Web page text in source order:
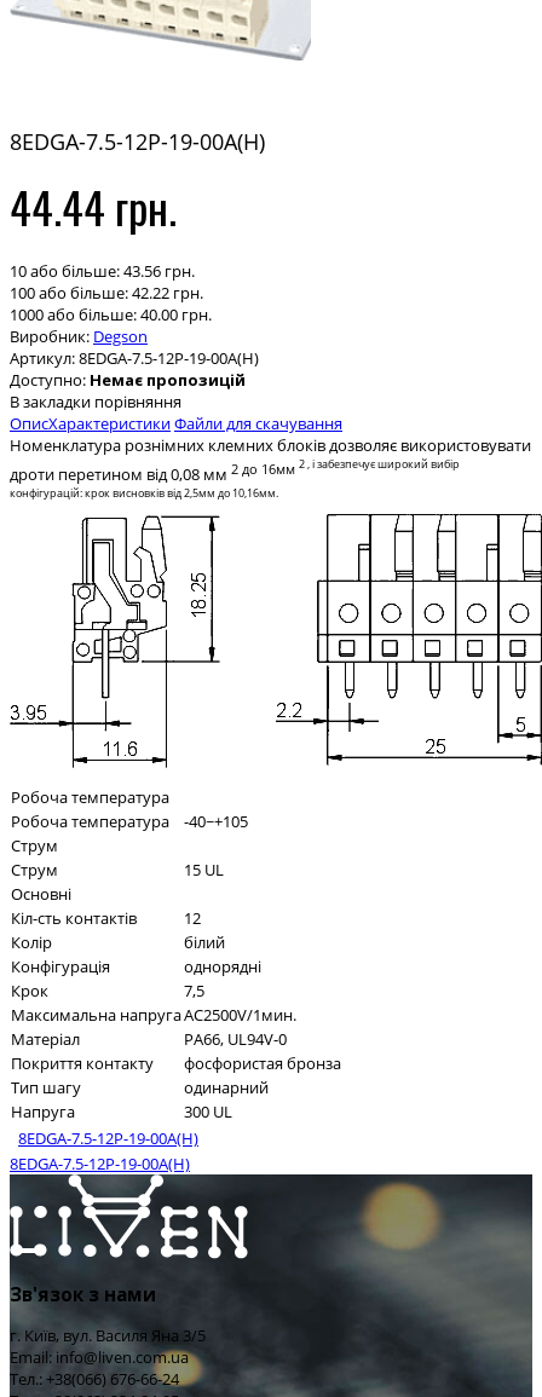
8EDGA-7.5-12P-19-00A(H)
44.44 грн.
10 або більше: 43.56 грн.
100 або більше: 42.22 грн.
1000 або більше: 40.00 грн.
Виробник: Degson
Артикул:8EDGA-7.5-12P-19-00A(H)
Доступно: Немає пропозицій
В закладки порівняння
ОписХарактеристикиФайли для скачування
Номенклатура рознімних клемних блоків дозволяє використовувати
дроти перетином від 0,08 мм 2 до 16мм 2, і забезпечує широкий вибір
конфігурацій: крок висновків від 2,5мм до 10,16мм.
Робоча температура
Робоча температура
-40~+105
Струм
Струм
15 UL
Основні
Кіл-сть контактів
12
Колір
білий
Конфігурація
однорядні
Крок
7,5
Максимальна напругаAC2500V/1мин.
Матеріал
PA66, UL94V-0
Покриття контакту
фосфористая бронза
Тип шагу
одинарний
Напруга
300 UL
8EDGA-7.5-12P-19-00A(H)
8EDGA-7.5-12P-19-00A(H)
Зв'язок з нами
г. Київ, вул. Василя Яна 3/5
Email: info@liven.com.ua
Тел.: +38(066) 676-66-24